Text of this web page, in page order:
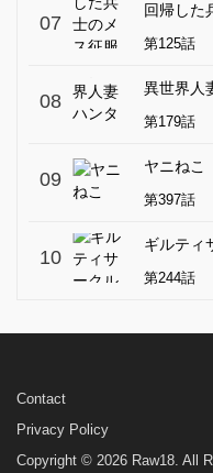
07
回帰した
第125話
08
異世界人
第179話
09
ヤニねこ
第397話
10
ギルティ
第244話
Contact
Privacy Policy
Copyright © 2026 Raw18. All